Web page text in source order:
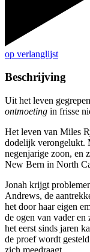
op verlanglijst
Beschrijving
Uit het leven
ontmoeting in frisse
Het leven van Miles
dodelijk verongelukt.
negenjarige zoon, en
New Bern in North
Jonah krijgt
Andrews, de
het door haar eigen
de ogen van vader en
het eerst sinds jaren
de proef wordt